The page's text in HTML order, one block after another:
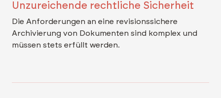
Unzureichende rechtliche Sicherheit
Die Anforderungen an eine revisionssichere
Archivierung von Dokumenten sind komplex und
müssen stets erfüllt werden.